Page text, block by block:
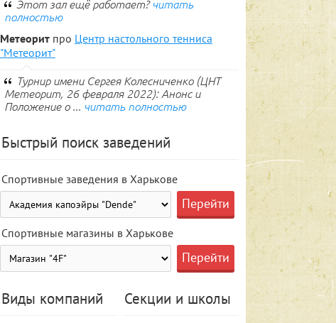
Этот зал ещё работает? читать
полностью
Метеорит про Центр настольного тенниса
"Метеорит"
Турнир имени Сергея Колесниченко (ЦНТ
Метеорит, 26 февраля 2022): Анонс и
Положение о ... читать полностью
Быстрый поиск заведений
Спортивные заведения в Харькове
Спортивные магазины в Харькове
Виды компаний Секции и школы